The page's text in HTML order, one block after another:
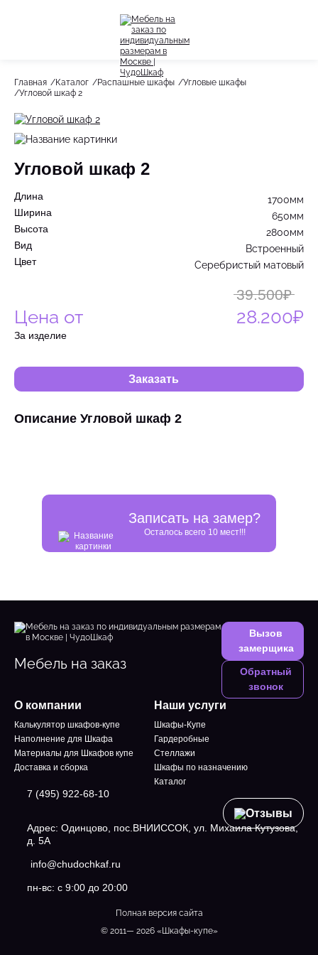
Весь раздел
Стеллажи
Гардеробные системы
Детское
Весь раздел
Главная Каталог Распашные шкафы
Угловые шкафы
Угловой шкаф 2
Угловой шкаф 2
Длина
1700мм
Ширина
650мм
Высота
2800мм
Вид
Встроенный
Цвет
Серебристый матовый
Цена от
39.500₽
28.200₽
За изделие
Заказать
Описание Угловой шкаф 2
Записать на замер?
Осталось всего 10 мест!!!
Мебель на заказ
Вызов
замерщика
Обратный
звонок
О компании
Калькулятор шкафов-купе
Наполнение для Шкафа
Материалы для Шкафов купе
Доставка и сборка
Отзывы
Наши услуги
Шкафы-Купе
Гардеробные
Стеллажи
Шкафы по назначению
Каталог
7 (495) 922-68-10
Адрес: Одинцово, пос.ВНИИССОК, ул. Михаила Кутузова,
д. 5А
info@chudochkaf.ru
пн-вс: с 9:00 до 20:00
Полная версия сайта
© 2011— 2026 «Шкафы-купе»